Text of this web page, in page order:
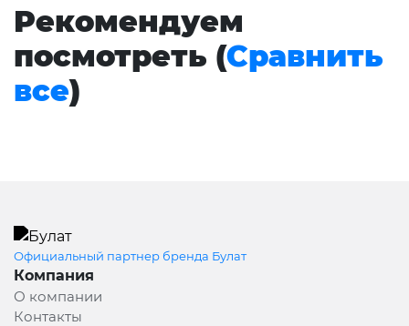
Рекомендуем
посмотреть (Сравнить
все)
Официальный партнер бренда Булат
Компания
О компании
Контакты